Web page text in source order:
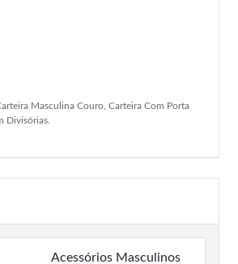
Masculina Couro, Carteira Com Porta
Divisórias.
Acessórios Masculinos